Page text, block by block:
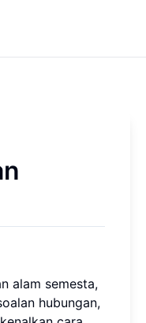
alam semesta,
hubungan,